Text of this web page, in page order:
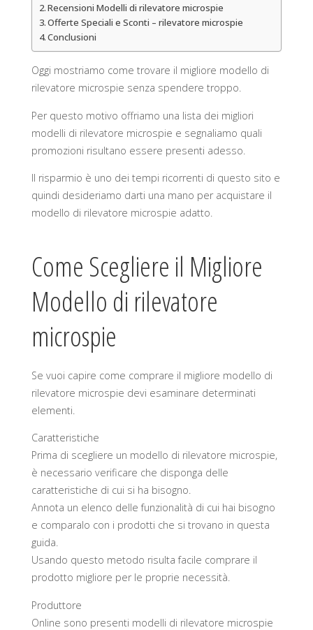
Recensioni Modelli di rilevatore microspie
Offerte Speciali e Sconti – rilevatore microspie
Conclusioni
Oggi mostriamo come trovare il migliore modello di
rilevatore microspie senza spendere troppo.
Per questo motivo offriamo una lista dei migliori
modelli di rilevatore microspie e segnaliamo quali
promozioni risultano essere presenti adesso.
Il risparmio è uno dei tempi ricorrenti di questo sito e
quindi desideriamo darti una mano per acquistare il
modello di rilevatore microspie adatto.
Come Scegliere il Migliore
Modello di rilevatore
microspie
Se vuoi capire come comprare il migliore modello di
rilevatore microspie devi esaminare determinati
elementi.
Caratteristiche
Prima di scegliere un modello di rilevatore microspie,
è necessario verificare che disponga delle
caratteristiche di cui si ha bisogno.
Annota un elenco delle funzionalità di cui hai bisogno
e comparalo con i prodotti che si trovano in questa
guida.
Usando questo metodo risulta facile comprare il
prodotto migliore per le proprie necessità.
Produttore
Online sono presenti modelli di rilevatore microspie